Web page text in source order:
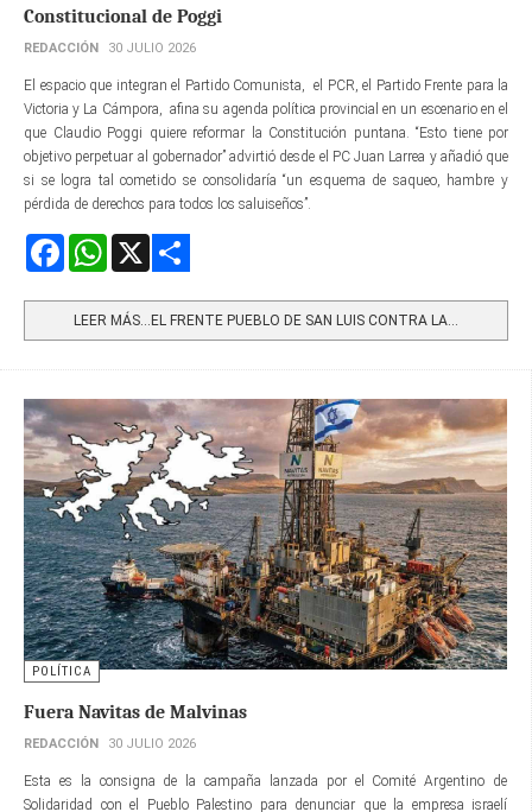
Constitucional de Poggi
REDACCIÓN 30 JULIO 2026
El espacio que integran el Partido Comunista, el PCR, el Partido Frente para la
Victoria y La Cámpora, afina su agenda política provincial en un escenario en el
que Claudio Poggi quiere reformar la Constitución puntana. “Esto tiene por
objetivo perpetuar al gobernador” advirtió desde el PC Juan Larrea y añadió que
si se logra tal cometido se consolidaría “un esquema de saqueo, hambre y
pérdida de derechos para todos los saluiseños”.
FacebookWhatsApp
LEER MÁS…EL FRENTE PUEBLO DE SAN LUIS CONTRA LA...
POLÍTICA
Fuera Navitas de Malvinas
REDACCIÓN 30 JULIO 2026
Esta es la consigna de la campaña lanzada por el Comité Argentino de
Solidaridad con el Pueblo Palestino para denunciar que la empresa israelí